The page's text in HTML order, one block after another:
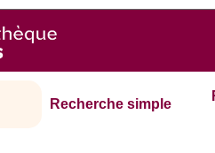
Recherche simple